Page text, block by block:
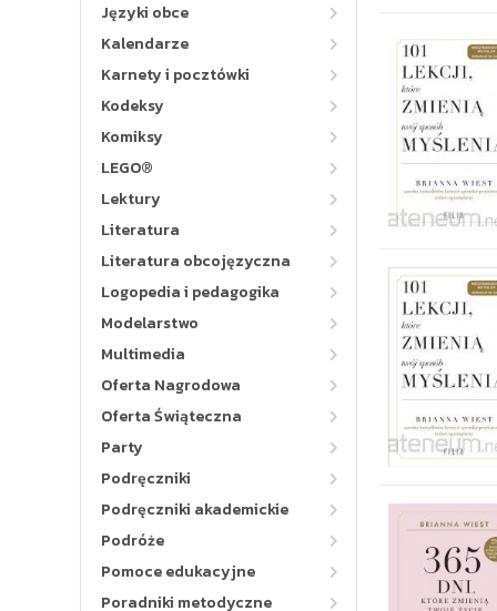
Języki obce
Kalendarze
Karnety i pocztówki
Kodeksy
Komiksy
LEGO®
Lektury
Literatura
Literatura obcojęzyczna
Logopedia i pedagogika
Modelarstwo
Multimedia
Oferta Nagrodowa
Oferta Świąteczna
Party
Podręczniki
Podręczniki akademickie
Podróże
Pomoce edukacyjne
Poradniki metodyczne